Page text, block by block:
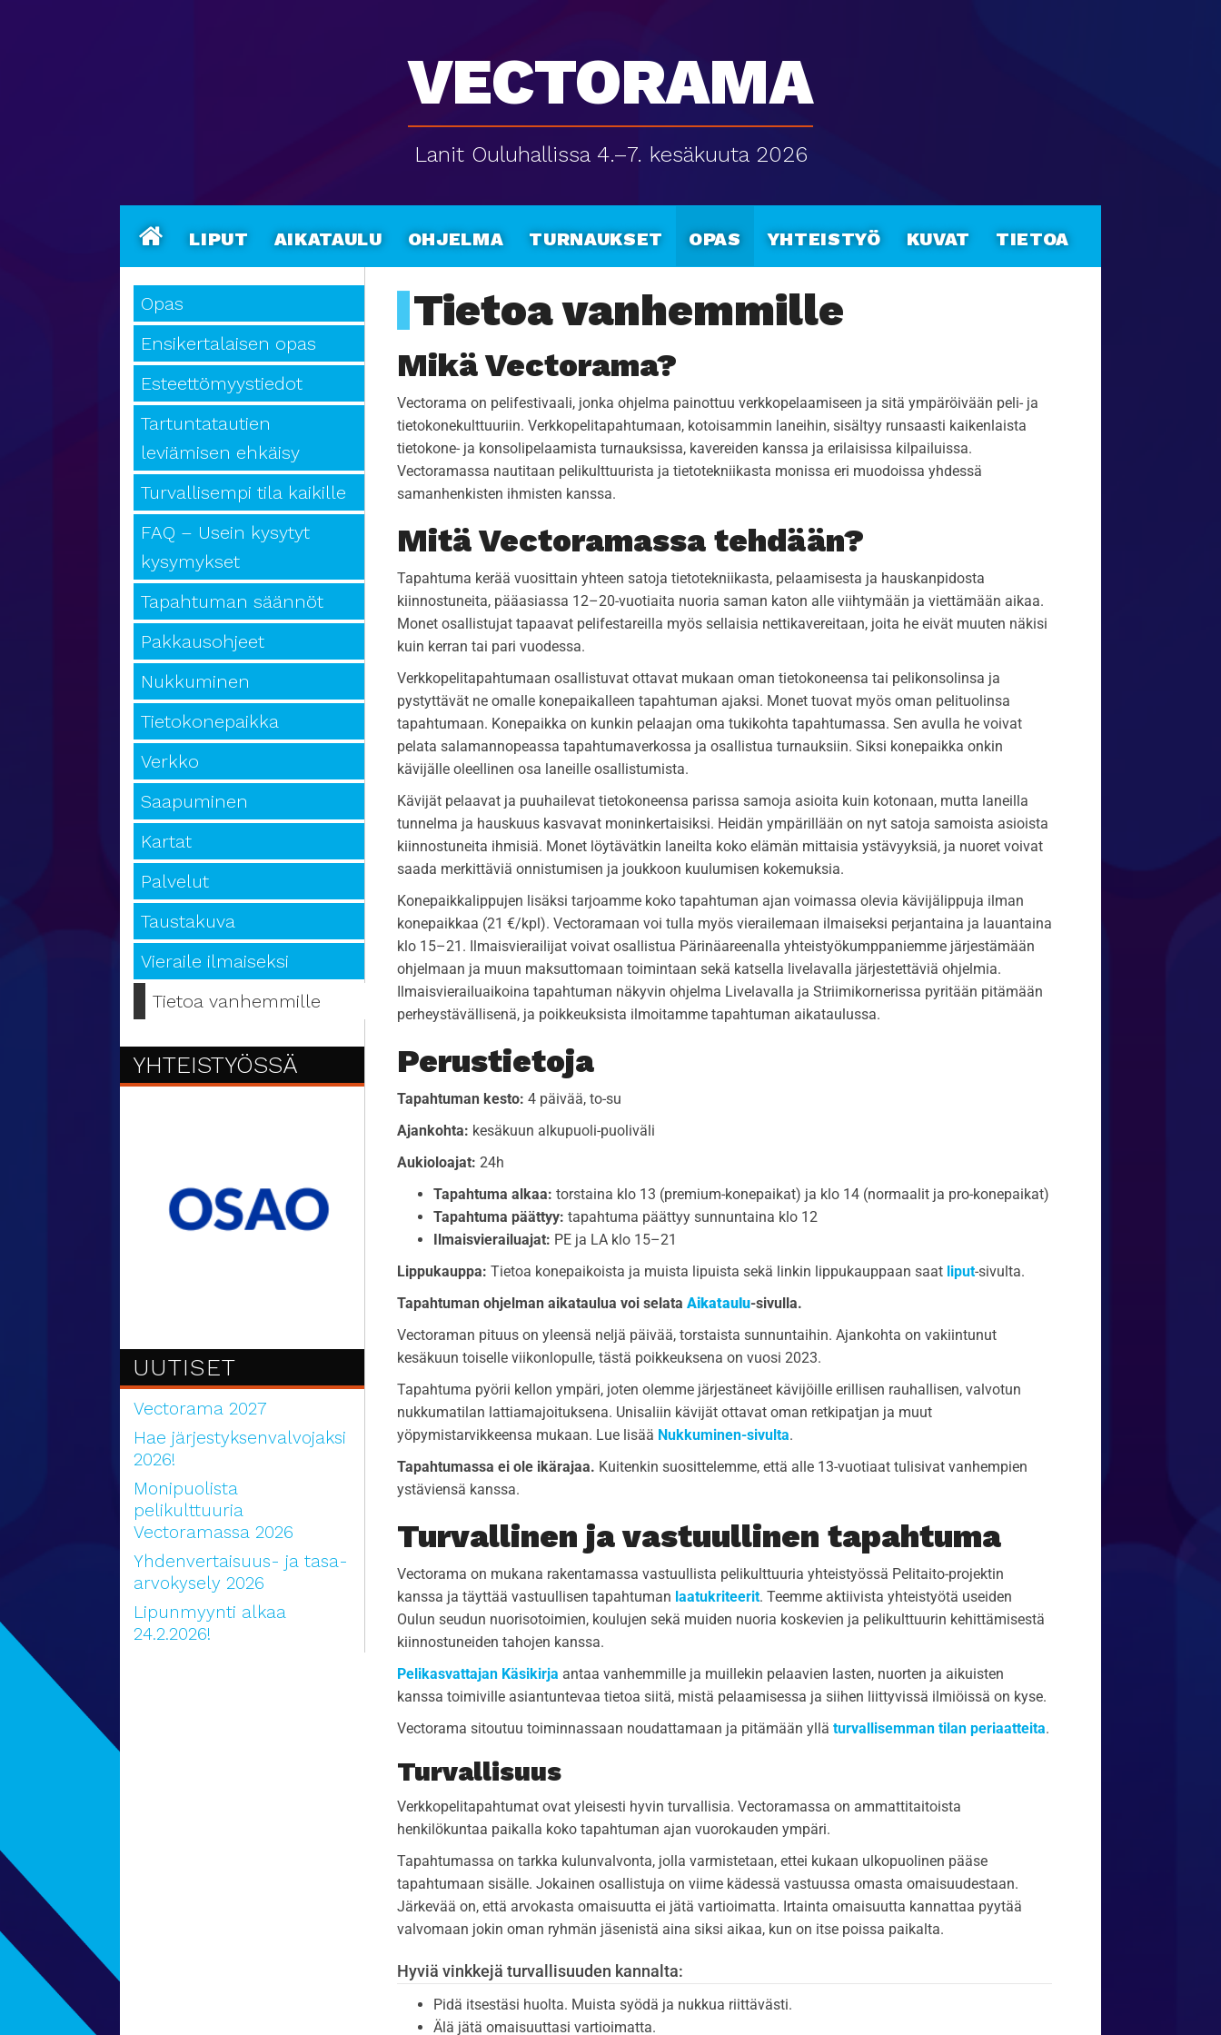
Vectorama
Lanit Ouluhallissa 4.–7. kesäkuuta 2026
Liput Aikataulu Ohjelma Turnaukset Opas Yhteistyö Kuvat Tietoa
Opas
Ensikertalaisen opas
Esteettömyystiedot
Tartuntatautien
leviämisen ehkäisy
Turvallisempi tila kaikille
FAQ – Usein kysytyt
kysymykset
Tapahtuman säännöt
Pakkausohjeet
Nukkuminen
Tietokonepaikka
Verkko
Saapuminen
Kartat
Palvelut
Taustakuva
Vieraile ilmaiseksi
Tietoa vanhemmille
YHTEISTYÖSSÄ
UUTISET
Vectorama 2027
Hae järjestyksenvalvojaksi
2026!
Monipuolista
pelikulttuuria
Vectoramassa 2026
Yhdenvertaisuus- ja tasa-
arvokysely 2026
Lipunmyynti alkaa
24.2.2026!
Tietoa vanhemmille
Mikä Vectorama?
Vectorama on pelifestivaali, jonka ohjelma painottuu verkkopelaamiseen ja sitä ympäröivään peli- ja
tietokonekulttuuriin. Verkkopelitapahtumaan, kotoisammin laneihin, sisältyy runsaasti kaikenlaista
tietokone- ja konsolipelaamista turnauksissa, kavereiden kanssa ja erilaisissa kilpailuissa.
Vectoramassa nautitaan pelikulttuurista ja tietotekniikasta monissa eri muodoissa yhdessä
samanhenkisten ihmisten kanssa.
Mitä Vectoramassa tehdään?
Tapahtuma kerää vuosittain yhteen satoja tietotekniikasta, pelaamisesta ja hauskanpidosta
kiinnostuneita, pääasiassa 12–20-vuotiaita nuoria saman katon alle viihtymään ja viettämään aikaa.
Monet osallistujat tapaavat pelifestareilla myös sellaisia nettikavereitaan, joita he eivät muuten näkisi
kuin kerran tai pari vuodessa.
Verkkopelitapahtumaan osallistuvat ottavat mukaan oman tietokoneensa tai pelikonsolinsa ja
pystyttävät ne omalle konepaikalleen tapahtuman ajaksi. Monet tuovat myös oman pelituolinsa
tapahtumaan. Konepaikka on kunkin pelaajan oma tukikohta tapahtumassa. Sen avulla he voivat
pelata salamannopeassa tapahtumaverkossa ja osallistua turnauksiin. Siksi konepaikka onkin
kävijälle oleellinen osa laneille osallistumista.
Kävijät pelaavat ja puuhailevat tietokoneensa parissa samoja asioita kuin kotonaan, mutta laneilla
tunnelma ja hauskuus kasvavat moninkertaisiksi. Heidän ympärillään on nyt satoja samoista asioista
kiinnostuneita ihmisiä. Monet löytävätkin laneilta koko elämän mittaisia ystävyyksiä, ja nuoret voivat
saada merkittäviä onnistumisen ja joukkoon kuulumisen kokemuksia.
Konepaikkalippujen lisäksi tarjoamme koko tapahtuman ajan voimassa olevia kävijälippuja ilman
konepaikkaa (21 €/kpl). Vectoramaan voi tulla myös vierailemaan ilmaiseksi perjantaina ja lauantaina
klo 15–21. Ilmaisvierailijat voivat osallistua Pärinäareenalla yhteistyökumppaniemme järjestämään
ohjelmaan ja muun maksuttomaan toimintaan sekä katsella livelavalla järjestettäviä ohjelmia.
Ilmaisvierailuaikoina tapahtuman näkyvin ohjelma Livelavalla ja Striimikornerissa pyritään pitämään
perheystävällisenä, ja poikkeuksista ilmoitamme tapahtuman aikataulussa.
Perustietoja
Tapahtuman kesto: 4 päivää, to-su
Ajankohta: kesäkuun alkupuoli-puoliväli
Aukioloajat: 24h
Tapahtuma alkaa: torstaina klo 13 (premium-konepaikat) ja klo 14 (normaalit ja pro-konepaikat)
Tapahtuma päättyy: tapahtuma päättyy sunnuntaina klo 12
Ilmaisvierailuajat: PE ja LA klo 15–21
Lippukauppa: Tietoa konepaikoista ja muista lipuista sekä linkin lippukauppaan saat liput-sivulta.
Tapahtuman ohjelman aikataulua voi selata Aikataulu-sivulla.
Vectoraman pituus on yleensä neljä päivää, torstaista sunnuntaihin. Ajankohta on vakiintunut
kesäkuun toiselle viikonlopulle, tästä poikkeuksena on vuosi 2023.
Tapahtuma pyörii kellon ympäri, joten olemme järjestäneet kävijöille erillisen rauhallisen, valvotun
nukkumatilan lattiamajoituksena. Unisaliin kävijät ottavat oman retkipatjan ja muut
yöpymistarvikkeensa mukaan. Lue lisää Nukkuminen-sivulta.
Tapahtumassa ei ole ikärajaa. Kuitenkin suosittelemme, että alle 13-vuotiaat tulisivat vanhempien
ystäviensä kanssa.
Turvallinen ja vastuullinen tapahtuma
Vectorama on mukana rakentamassa vastuullista pelikulttuuria yhteistyössä Pelitaito-projektin
kanssa ja täyttää vastuullisen tapahtuman laatukriteerit. Teemme aktiivista yhteistyötä useiden
Oulun seudun nuorisotoimien, koulujen sekä muiden nuoria koskevien ja pelikulttuurin kehittämisestä
kiinnostuneiden tahojen kanssa.
Pelikasvattajan Käsikirja antaa vanhemmille ja muillekin pelaavien lasten, nuorten ja aikuisten
kanssa toimiville asiantuntevaa tietoa siitä, mistä pelaamisessa ja siihen liittyvissä ilmiöissä on kyse.
Vectorama sitoutuu toiminnassaan noudattamaan ja pitämään yllä turvallisemman tilan periaatteita.
Turvallisuus
Verkkopelitapahtumat ovat yleisesti hyvin turvallisia. Vectoramassa on ammattitaitoista
henkilökuntaa paikalla koko tapahtuman ajan vuorokauden ympäri.
Tapahtumassa on tarkka kulunvalvonta, jolla varmistetaan, ettei kukaan ulkopuolinen pääse
tapahtumaan sisälle. Jokainen osallistuja on viime kädessä vastuussa omasta omaisuudestaan.
Järkevää on, että arvokasta omaisuutta ei jätä vartioimatta. Irtainta omaisuutta kannattaa pyytää
valvomaan jokin oman ryhmän jäsenistä aina siksi aikaa, kun on itse poissa paikalta.
Hyviä vinkkejä turvallisuuden kannalta:
Pidä itsestäsi huolta. Muista syödä ja nukkua riittävästi.
Älä jätä omaisuuttasi vartioimatta.